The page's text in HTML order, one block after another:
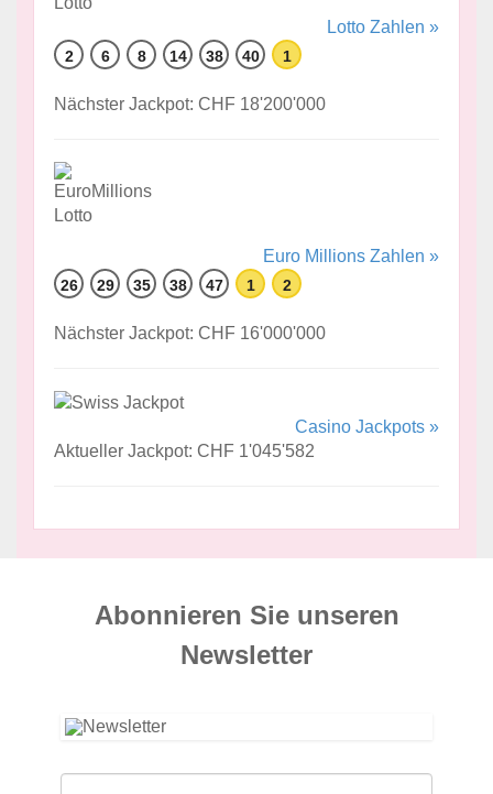
Lotto Zahlen »
2 6 8 14 38 40 1
Nächster Jackpot: CHF 18'200'000
Euro Millions Zahlen »
26 29 35 38 47 1 2
Nächster Jackpot: CHF 16'000'000
Casino Jackpots »
Aktueller Jackpot: CHF 1'045'582
Abonnieren Sie unseren
News­letter